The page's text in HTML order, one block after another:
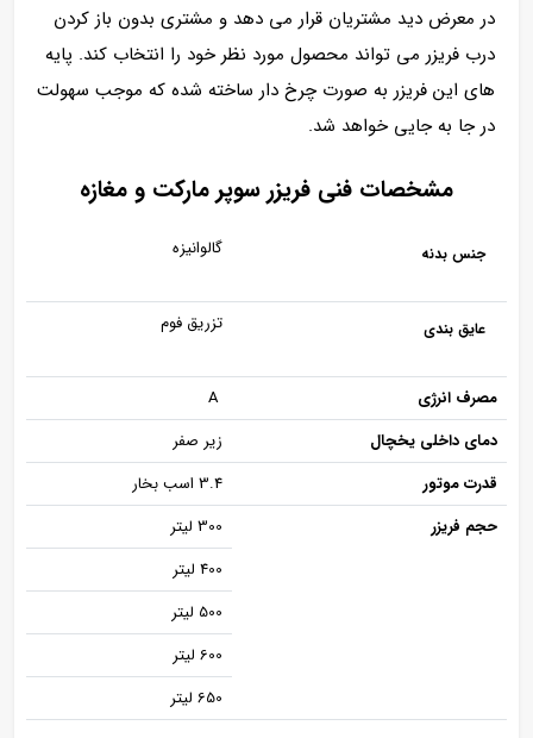
در معرض دید مشتریان قرار می دهد و مشتری بدون باز کردن
درب فریزر می تواند محصول مورد نظر خود را انتخاب کند. پایه
های این فریزر به صورت چرخ دار ساخته شده که موجب سهولت
در جا به جایی خواهد شد.
مشخصات فنی فریزر سوپر مارکت و مغازه
جنس بدنه گالوانیزه
عایق بندی تزریق فوم
مصرف انرژی
A
دمای داخلی یخچال
زیر صفر
قدرت موتور
3.4 اسب بخار
حجم فریزر
300 لیتر
400 لیتر
500 لیتر
600 لیتر
650 لیتر